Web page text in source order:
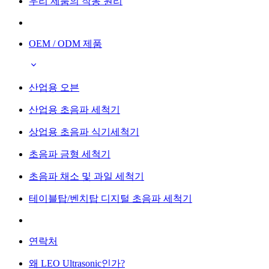
OEM / ODM 제품
산업용 오븐
산업용 초음파 세척기
상업용 초음파 식기세척기
초음파 금형 세척기
초음파 채소 및 과일 세척기
테이블탑/벤치탑 디지털 초음파 세척기
연락처
왜 LEO Ultrasonic인가?